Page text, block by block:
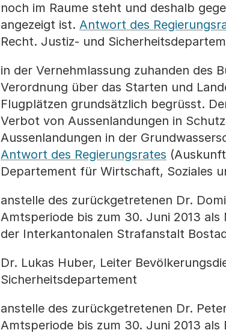
noch im Raume steht und deshalb
angezeigt ist. Antwort des
Recht. Justiz- und
in der Vernehmlassung zuhanden des
Verordnung über das Starten und
Flugplätzen grundsätzlich begrüsst.
Verbot von Aussenlandungen in
Aussenlandungen in der
Antwort des Regierungsrates
Departement für Wirtschaft, Soziales
anstelle des zurückgetretenen Dr.
Amtsperiode bis zum 30. Juni 2013
der Interkantonalen Strafanstalt
Dr. Lukas Huber, Leiter
Sicherheitsdepartement
anstelle des zurückgetretenen Dr.
Amtsperiode bis zum 30. Juni 2013